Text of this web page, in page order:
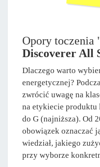
Opory toczenia
Discoverer All
Dlaczego warto
energetycznej?
zwrócić uwagę na
na etykiecie produktu
do G (najniższa). Od
obowiązek oznaczać
wiedział, jakiego
przy wyborze